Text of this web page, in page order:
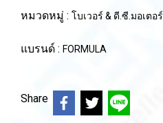
หมวดหมู่ : โบเวอร์ & ดี.ซี.มอเตอร์
แบรนด์ : FORMULA
Share